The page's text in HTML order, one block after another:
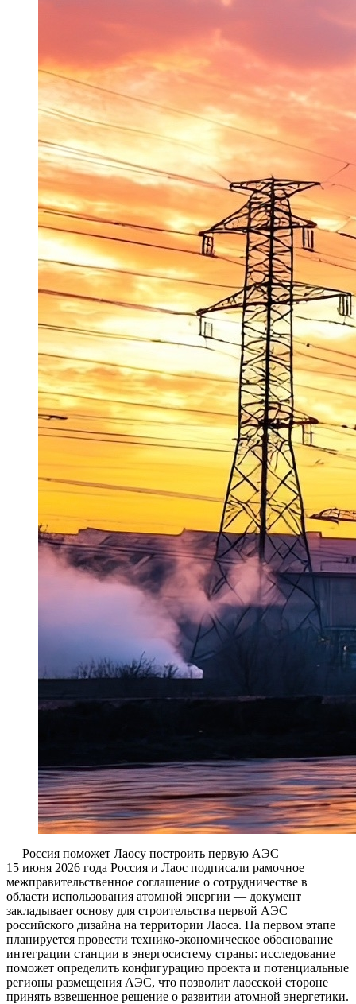
— Россия поможет Лаосу построить первую АЭС
15 июня 2026 года Россия и Лаос подписали рамочное
межправительственное соглашение о сотрудничестве в
области использования атомной энергии — документ
закладывает основу для строительства первой АЭС
российского дизайна на территории Лаоса. На первом этапе
планируется провести технико‑экономическое обоснование
интеграции станции в энергосистему страны: исследование
поможет определить конфигурацию проекта и потенциальные
регионы размещения АЭС, что позволит лаосской стороне
принять взвешенное решение о развитии атомной энергетики.